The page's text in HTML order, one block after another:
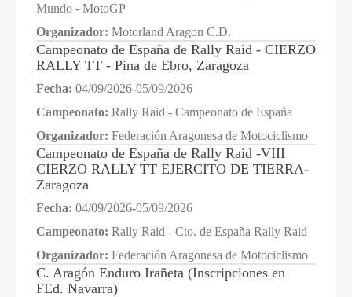
Mundo - MotoGP
Organizador: Motorland Aragon C.D.
Campeonato de España de Rally Raid - CIERZO
RALLY TT - Pina de Ebro, Zaragoza
Fecha: 04/09/2026-05/09/2026
Campeonato: Rally Raid - Campeonato de España
Organizador: Federación Aragonesa de Motociclismo
Campeonato de España de Rally Raid -VIII
CIERZO RALLY TT EJERCITO DE TIERRA-
Zaragoza
Fecha: 04/09/2026-05/09/2026
Campeonato: Rally Raid - Cto. de España Rally Raid
Organizador: Federación Aragonesa de Motociclismo
C. Aragón Enduro Irañeta (Inscripciones en
FEd. Navarra)